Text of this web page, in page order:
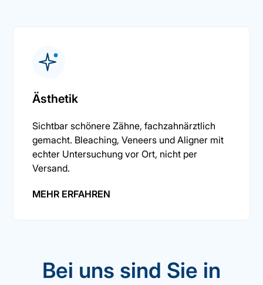
Ästhetik
Sichtbar schönere Zähne, fachzahnärztlich
gemacht. Bleaching, Veneers und Aligner mit
echter Untersuchung vor Ort, nicht per
Versand.
MEHR ERFAHREN
Bei uns sind Sie in